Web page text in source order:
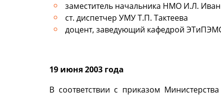
заместитель начальника НМО И.Л.
ст. диспетчер УМУ Т.П. Тактеева
доцент, заведующий кафедрой
19 июня 2003 года
В соответствии с приказом